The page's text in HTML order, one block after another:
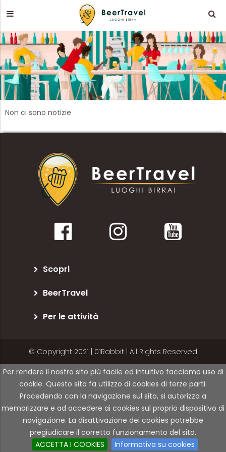
Per rendere il nostro sito più facile ed intuitivo facciamo uso di
cookie. Questo sito fa utilizzo di cookies di terze parti.
Procedendo con la navigazione sul sito, si autorizza a
memorizzare e ad accedere ai cookies sul proprio dispositivo di
navigazione. La disattivazione dei cookies potrebbe
pregiudicare il corretto funzionamento del sito.
ACCETTA I COOKIES
Informativa su cookies
Non ci sono notizie
Scopri
BeerTravel
Per le attività
© Copyright 2021 | 01Rabbit | All Rights Reserved